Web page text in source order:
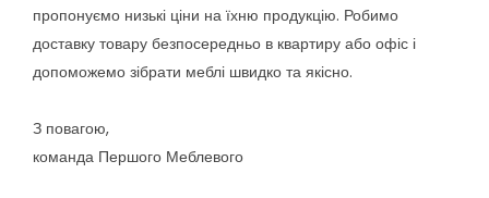
пропонуємо низькі ціни на їхню продукцію. Робимо
доставку товару безпосередньо в квартиру або офіс і
допоможемо зібрати меблі швидко та якісно.
З повагою,
команда Першого Меблевого